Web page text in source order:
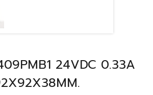
24VDC 0.33A